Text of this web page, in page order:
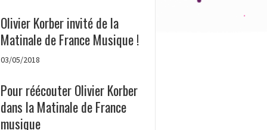
Olivier Korber invité de la
Matinale de France Musique !
03/05/2018
Pour réécouter Olivier Korber
dans la Matinale de France
musique